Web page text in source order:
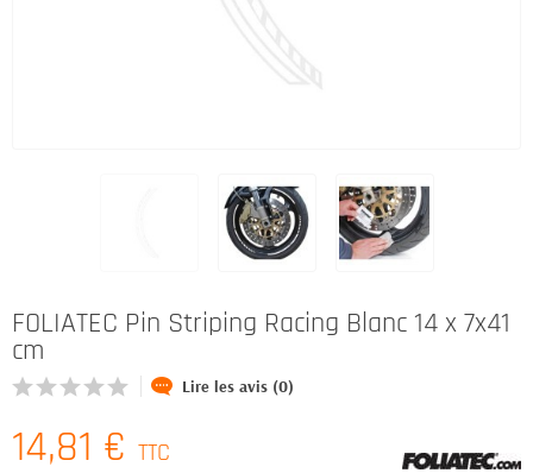
FOLIATEC Pin Striping Racing Blanc 14 x 7x41
cm
Lire les avis (0)
14,81 € TTC